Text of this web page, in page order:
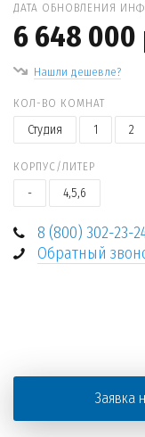
ДАТА ОБНОВЛЕНИЯ
6 648 000
Нашли дешевле?
КОЛ-ВО КОМНАТ
Студия 1 2
КОРПУС/ЛИТЕР
- 4,5,6
8 (800) 302-23-
Обратный
Заявка